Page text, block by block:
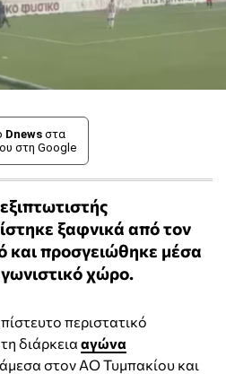
Dnews στα
στη Google
ξαφνικά από τον
και προσγειώθηκε μέσα
χώρο.
περιστατικό
διάρκεια αγώνα
στον ΑΟ Τυμπακίου και